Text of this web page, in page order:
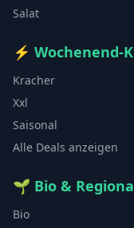
Salat
⚡ Wochenend-
Kracher
Xxl
Saisonal
Alle Deals anzeigen
🌱 Bio &
Bio